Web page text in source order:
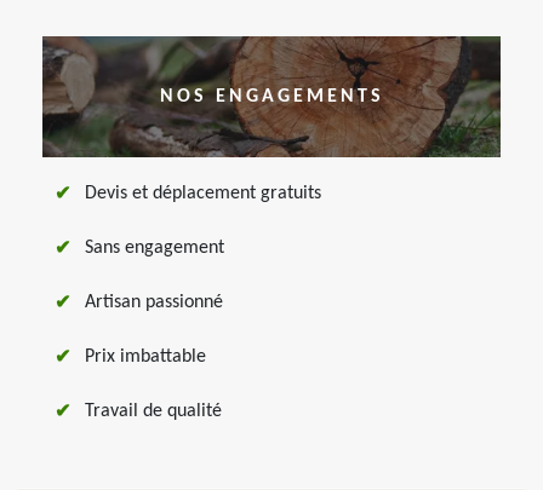
NOS ENGAGEMENTS
Devis et déplacement gratuits
Sans engagement
Artisan passionné
Prix imbattable
Travail de qualité